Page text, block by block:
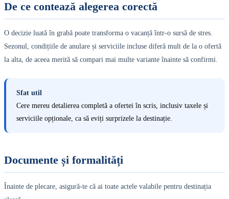
De ce contează alegerea corectă
O decizie luată în grabă poate transforma o vacanță într-o sursă de stres.
Sezonul, condițiile de anulare și serviciile incluse diferă mult de la o ofertă
la alta, de aceea merită să compari mai multe variante înainte să confirmi.
Sfat util
Cere mereu detalierea completă a ofertei în scris, inclusiv taxele și
serviciile opționale, ca să eviți surprizele la destinație.
Documente și formalități
Înainte de plecare, asigură-te că ai toate actele valabile pentru destinația